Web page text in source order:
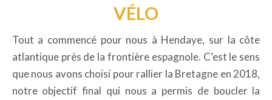
VÉLO
Tout a commencé pour nous à Hendaye, sur la côte
atlantique près de la frontière espagnole. C’est le sens
que nous avons choisi pour rallier la Bretagne en 2018,
notre objectif final qui nous a permis de boucler la